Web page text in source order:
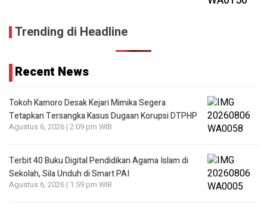
Trending di Headline
Recent News
Tokoh Kamoro Desak Kejari Mimika Segera
Tetapkan Tersangka Kasus Dugaan Korupsi DTPHP
Agustus 6, 2026 | 2:09 pm WIB
Terbit 40 Buku Digital Pendidikan Agama Islam di
Sekolah, Sila Unduh di Smart PAI
Agustus 6, 2026 | 1:59 pm WIB